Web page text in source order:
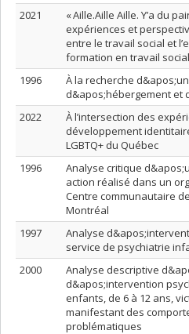
2021
« Aille.Aille Aille. Y’a du
expériences et
entre le travail social et
formation en travail
1996
À la recherche
d&apos;hébergement et
2022
À l’intersection des
développement
LGBTQ+ du Québec
1996
Analyse critique
action réalisé dans un
Centre communautaire
Montréal
1997
Analyse
service de psychiatrie
2000
Analyse descriptive
d&apos;intervention
enfants, de 6 à 12 ans,
manifestant des
problématiques